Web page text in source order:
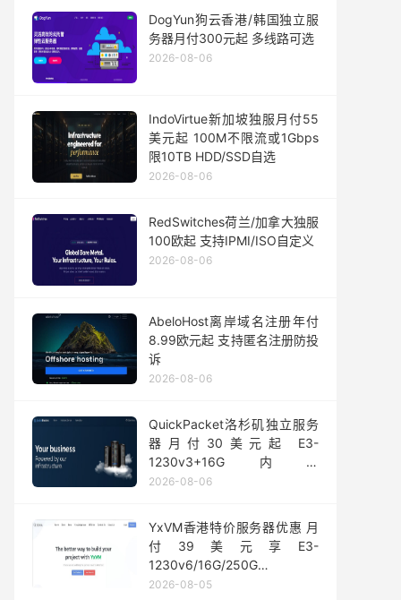
DogYun狗云香港/韩国独立服
务器月付300元起 多线路可选
2026-08-06
IndoVirtue新加坡独服月付55
美元起 100M不限流或1Gbps
限10TB HDD/SSD自选
2026-08-06
RedSwitches荷兰/加拿大独服
100欧起 支持IPMI/ISO自定义
2026-08-06
AbeloHost离岸域名注册年付
8.99欧元起 支持匿名注册防投
诉
2026-08-06
QuickPacket洛杉矶独立服务
器月付30美元起 E3-
1230v3+16G内存
1Gbps@50TB大流量
2026-08-06
YxVM香港特价服务器优惠 月
付39美元享E3-
1230v6/16G/250G
SSD/10TB流量
2026-08-05